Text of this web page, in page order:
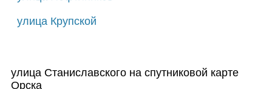
улица Крупской
улица Станиславского на спутниковой карте
Орска